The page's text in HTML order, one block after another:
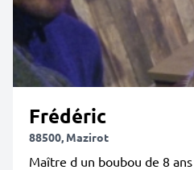
Frédéric
88500, Mazirot
Maître d un boubou de 8